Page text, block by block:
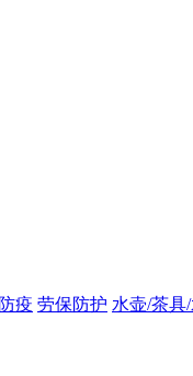
疫 劳保防护 水壶/茶具